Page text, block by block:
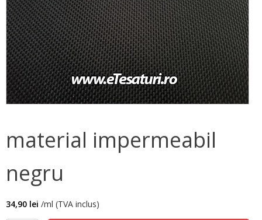
material impermeabil
negru
34,90 lei /ml (TVA inclus)